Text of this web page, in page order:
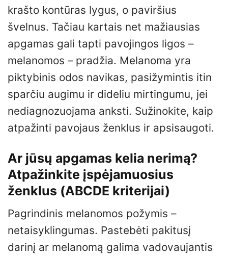
krašto kontūras lygus, o paviršius
švelnus. Tačiau kartais net mažiausias
apgamas gali tapti pavojingos ligos –
melanomos – pradžia. Melanoma yra
piktybinis odos navikas, pasižymintis itin
sparčiu augimu ir dideliu mirtingumu, jei
nediagnozuojama anksti. Sužinokite, kaip
atpažinti pavojaus ženklus ir apsisaugoti.
Ar jūsų apgamas kelia nerimą?
Atpažinkite įspėjamuosius
ženklus (ABCDE kriterijai)
Pagrindinis melanomos požymis –
netaisyklingumas. Pastebėti pakitusį
darinį ar melanomą galima vadovaujantis